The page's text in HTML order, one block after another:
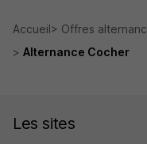
Accueil Offres
Alternance Cocher
Les sites